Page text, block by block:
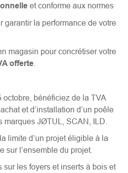
et conforme aux normes
garantir la performance de votre
magasin pour concrétiser votre
offerte
octobre, bénéficiez de la TVA
et d’installation d’un poêle
marques JØTUL, SCAN, ILD.
limite d’un projet éligible à la
sur l’ensemble du projet.
sur les foyers et inserts à bois et